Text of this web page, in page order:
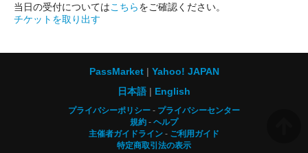
当日の受付についてはこちらをご確認ください。
チケットを取り出す
PassMarket
Yahoo! JAPAN
日本語
English
プライバシーポリシー
プライバシーセンター
規約
ヘルプ
主催者ガイドライン
ご利用ガイド
特定商取引法の表示